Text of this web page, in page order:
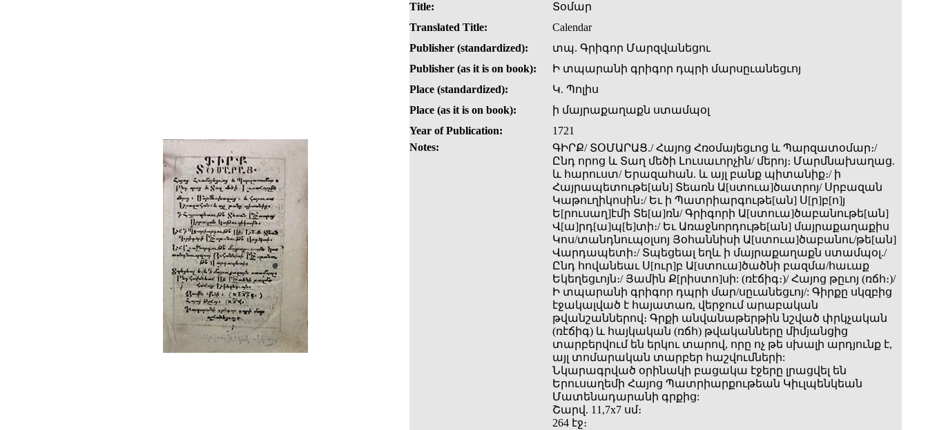
Title:
Տօմար
Translated Title:
Calendar
Publisher (standardized):
տպ. Գրիգոր Մարզվանեցու
Publisher (as it is on book):
Ի տպարանի գրիգոր դպրի մարսըւանեցւոյ
Place (standardized):
Կ. Պոլիս
Place (as it is on book):
ի մայրաքաղաքն ստամպօլ
Year of Publication:
1721
Notes:
ԳԻՐՔ/ ՏՕՄԱՐԱՑ./ Հայոց Հռօմայեցւոց և Պարզատօմար։/
Ընդ որոց և Տաղ մեծի Լուսաւորչին/ մերոյ։ Մարմնախաղաց.
և հարուստ/ Երազահան. և այլ բանք պիտանիք։/ ի
Հայրապետութե[ան] Տեառն Ա[ստուա]ծատրոյ/ Սրբազան
Կաթուղիկոսին։/ Եւ ի Պատրիարգութե[ան] Ս[ր]բ[ո]յ
Ե[րուսաղ]էմի Տե[ա]ռն/ Գրիգորի Ա[ստուա]ծաբանութե[ան]
Վ[ա]րդ[ա]պ[ե]տի։/ Եւ Առաջնորդութե[ան] մայրաքաղաքիս
Կոս/տանդնուպօլսոյ Յօհաննիսի Ա[ստուա]ծաբանու/թե[ան]
Վարդապետի։/ Տպեցեալ եղև ի մայրաքաղաքն ստամպօլ./
Ընդ հովանեաւ Ս[ուր]բ Ա[ստուա]ծածնի բազմա/հաւաք
Եկեղեցւոյն։/ Յամին Ք[րիստո]սի: (ռէճիգ։)/ Հայոց թըւոյ (ռճհ։)/
Ի տպարանի գրիգոր դպրի մար/սըւանեցւոյ/: Գիրքը սկզբից
էջակալված է հայատառ, վերջում արաբական
թվանշաններով։ Գրքի անվանաթերթին նշված փրկչական
(ռէճիգ) և հայկական (ռճհ) թվականները միմյանցից
տարբերվում են երկու տարով, որը ոչ թե սխալի արդյունք է,
այլ տոմարական տարբեր հաշվումների:
Նկարագրված օրինակի բացակա էջերը լրացվել են
Երուսաղեմի Հայոց Պատրիարքութեան Կիւլպենկեան
Մատենադարանի գրքից:
Շարվ. 11,7x7 սմ։
264 էջ։